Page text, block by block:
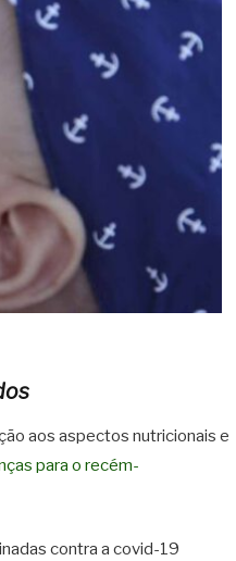
aos aspectos nutricionais e
para o recém-
contra a covid-19